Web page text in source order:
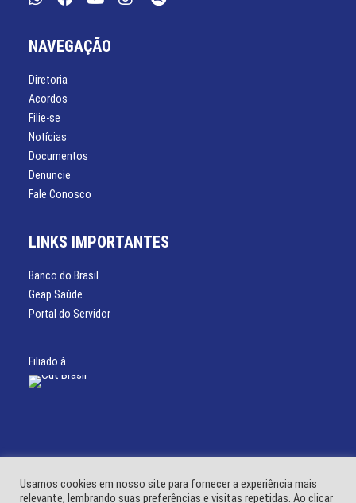
NAVEGAÇÃO
Diretoria
Acordos
Filie-se
Notícias
Documentos
Denuncie
Fale Conosco
LINKS IMPORTANTES
Banco do Brasil
Geap Saúde
Portal do Servidor
Filiado à
Usamos cookies em nosso site para fornecer a experiência mais
relevante, lembrando suas preferências e visitas repetidas. Ao clicar